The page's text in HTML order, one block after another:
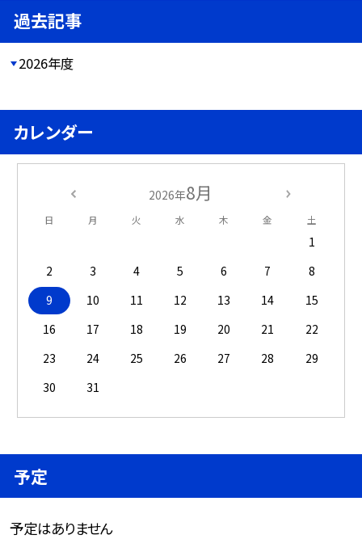
過去記事
2026年度
カレンダー
2026年8月
日 月 火 水 木 金 土
1
2
3 4 5 6 7
8
9
10 11 12 13 14
15
16
17 18 19 20 21
22
23
24 25 26 27 28
29
30
31
予定
予定はありません